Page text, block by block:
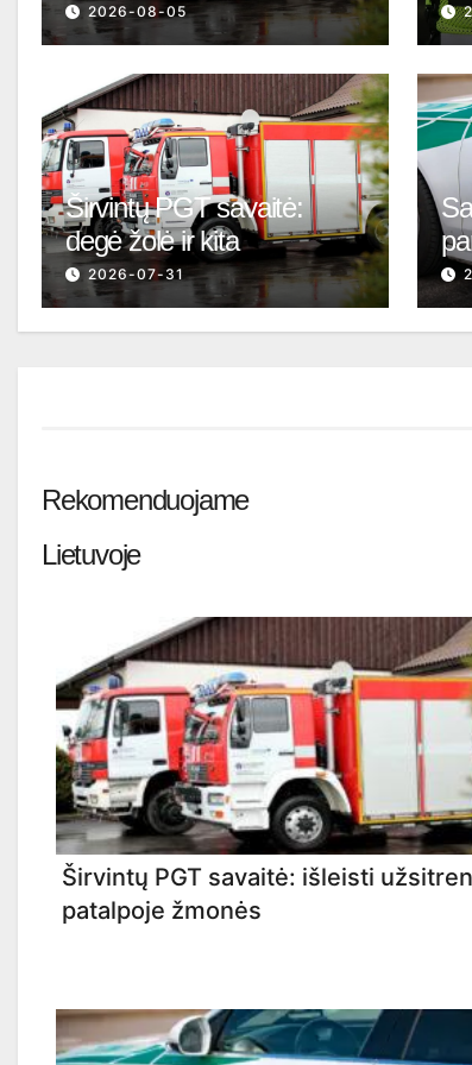
2026-08-05
Širvintų PGT savaitė:
degė žolė ir kita
2026-07-31
Rekomenduojame
Lietuvoje
Širvintų PGT savaitė: išleisti
patalpoje žmonės